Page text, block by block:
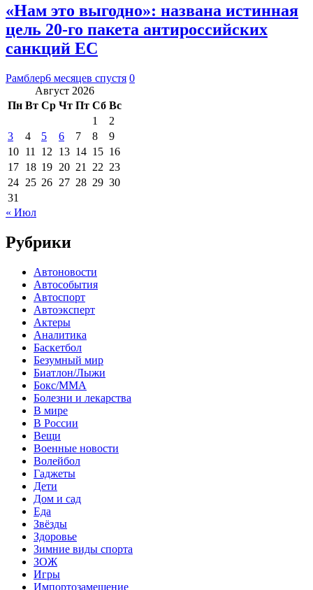
«Нам это выгодно»: названа истинная
цель 20-го пакета антироссийских
санкций ЕС
Рамблер6 месяцев спустя 0
Август 2026
Пн Вт Ср Чт Пт Сб Вс
1
2
3
4 5 6 7 8
9
10 11 12 13 14 15 16
17 18 19 20 21 22 23
24 25 26 27 28 29 30
31
« Июл
Рубрики
Автоновости
Автособытия
Автоспорт
Автоэксперт
Актеры
Аналитика
Баскетбол
Безумный мир
Биатлон/Лыжи
Бокс/MMA
Болезни и лекарства
В мире
В России
Вещи
Военные новости
Волейбол
Гаджеты
Дети
Дом и сад
Еда
Звёзды
Здоровье
Зимние виды спорта
ЗОЖ
Игры
Импортозамещение